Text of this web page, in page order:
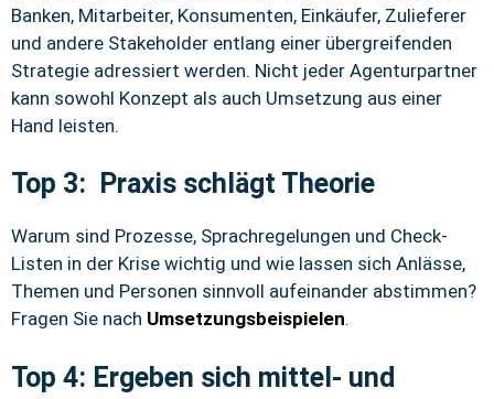
Banken, Mitarbeiter, Konsumenten, Einkäufer, Zulieferer
und andere Stakeholder entlang einer übergreifenden
Strategie adressiert werden. Nicht jeder Agenturpartner
kann sowohl Konzept als auch Umsetzung aus einer
Hand leisten.
Top 3: Praxis schlägt Theorie
Warum sind Prozesse, Sprachregelungen und Check-
Listen in der Krise wichtig und wie lassen sich Anlässe,
Themen und Personen sinnvoll aufeinander abstimmen?
Fragen Sie nach Umsetzungsbeispielen.
Top 4: Ergeben sich mittel- und